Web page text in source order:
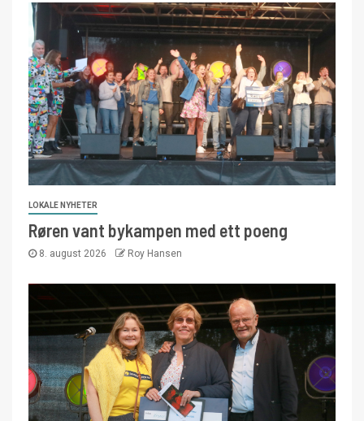
LOKALE NYHETER
Røren vant bykampen med ett poeng
8. august 2026 Roy Hansen